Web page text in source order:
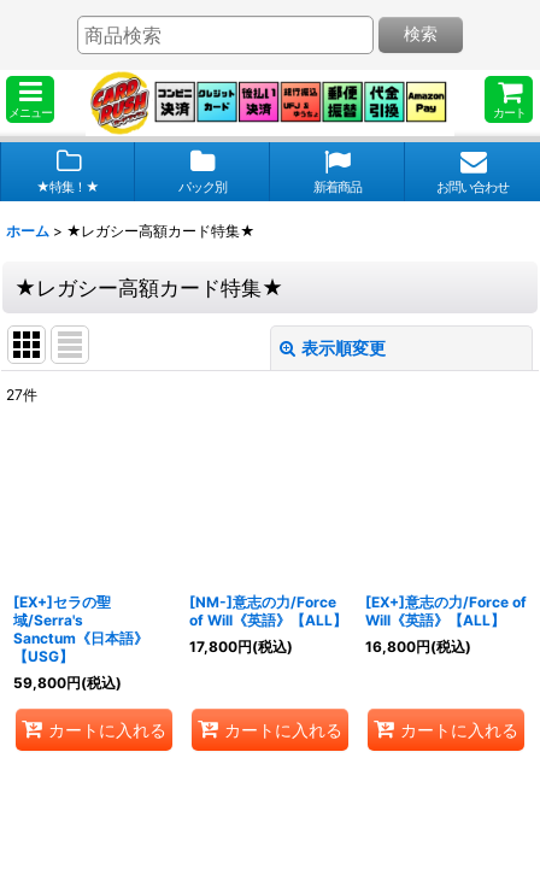
メニュー カート
検索
★特集！★ パック別 新着商品 お問い合わせ
ホーム > ★レガシー高額カード特集★
★レガシー高額カード特集★
表示順変更
絞り込む
27件
[EX+]セラの聖
域/Serra's
Sanctum《日本語》
【USG】
59,800円(税込)
カートに入れる
[NM-]意志の力/Force
of Will《英語》【ALL】
17,800円(税込)
カートに入れる
[EX+]意志の力/Force of
Will《英語》【ALL】
16,800円(税込)
カートに入れる